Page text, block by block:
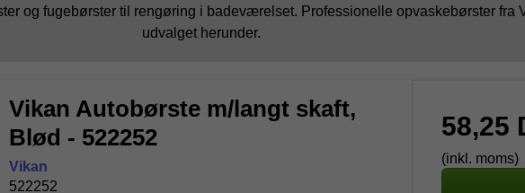
og fugebørster til rengøring i badeværelset. Professionelle opvaskebørster
udvalget herunder.
Vikan Autobørste m/langt skaft,
Blød - 522252
Vikan
522252
58,25
(inkl. moms)